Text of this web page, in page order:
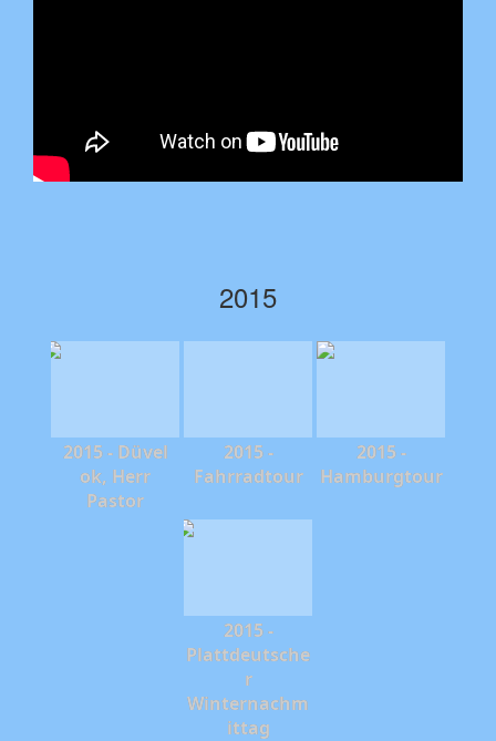
2015
2015 - Düvel
ok, Herr
Pastor
2015 -
Fahrradtour
2015 -
Hamburgtour
2015 -
Plattdeutsche
r
Winternachm
ittag